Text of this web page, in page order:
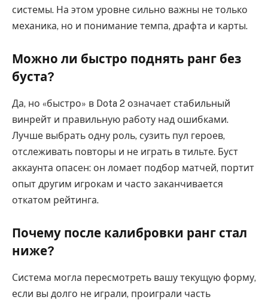
системы. На этом уровне сильно важны не только
механика, но и понимание темпа, драфта и карты.
Можно ли быстро поднять ранг без
буста?
Да, но «быстро» в Dota 2 означает стабильный
винрейт и правильную работу над ошибками.
Лучше выбрать одну роль, сузить пул героев,
отслеживать повторы и не играть в тильте. Буст
аккаунта опасен: он ломает подбор матчей, портит
опыт другим игрокам и часто заканчивается
откатом рейтинга.
Почему после калибровки ранг стал
ниже?
Система могла пересмотреть вашу текущую форму,
если вы долго не играли, проиграли часть